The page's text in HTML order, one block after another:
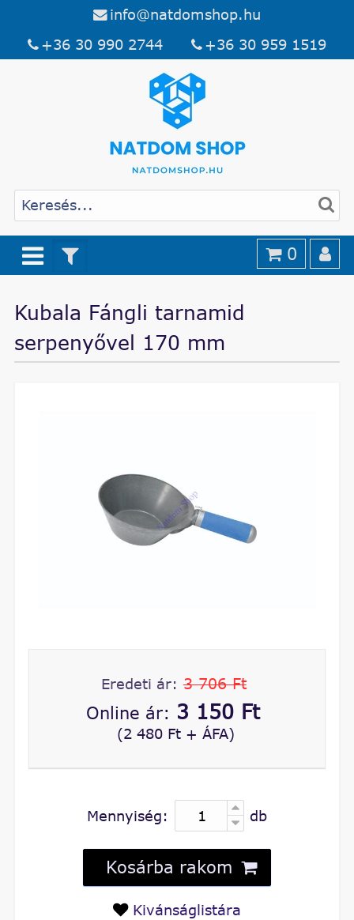
info@natdomshop.hu
+36 30 990 2744
+36 30 959 1519
0
Kubala Fángli tarnamid
serpenyővel 170 mm
Eredeti ár: 3 706 Ft
Online ár: 3 150 Ft
(2 480 Ft + ÁFA)
Mennyiség: db
Kosárba rakom
Kivánságlistára